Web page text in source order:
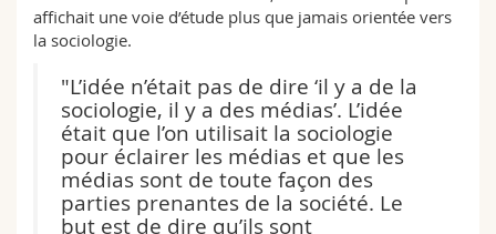
affichait une voie d’étude plus que jamais orientée vers
la sociologie.
"L’idée n’était pas de dire ‘il y a de la
sociologie, il y a des médias’. L’idée
était que l’on utilisait la sociologie
pour éclairer les médias et que les
médias sont de toute façon des
parties prenantes de la société. Le
but est de dire qu’ils sont